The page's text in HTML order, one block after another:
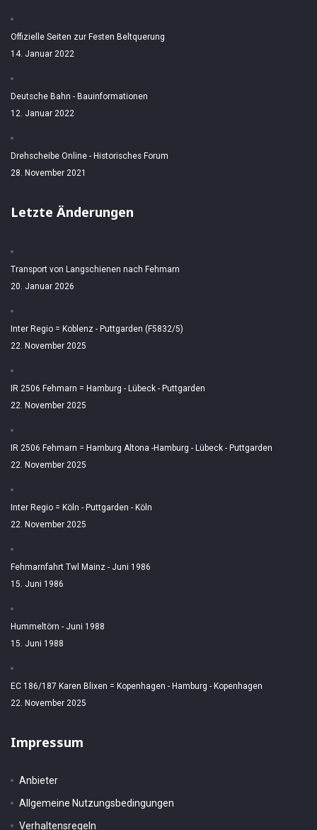
Offizielle Seiten zur Festen Beltquerung
14. Januar 2022
Deutsche Bahn - Bauinformationen
12. Januar 2022
Drehscheibe Online - Historisches Forum
28. November 2021
Letzte Änderungen
Transport von Langschienen nach Fehmarn
20. Januar 2026
Inter Regio = Koblenz - Puttgarden (F5832/5)
22. November 2025
IR 2506 Fehmarn = Hamburg - Lübeck - Puttgarden
22. November 2025
IR 2506 Fehmarn = Hamburg Altona -Hamburg - Lübeck - Puttgarden
22. November 2025
Inter Regio = Köln - Puttgarden - Köln
22. November 2025
Fehmarnfahrt Twl Mainz - Juni 1986
15. Juni 1986
Hummeltörn - Juni 1988
15. Juni 1988
EC 186/187 Karen Blixen = Kopenhagen - Hamburg - Kopenhagen
22. November 2025
Impressum
Anbieter
Allgemeine Nutzungsbedingungen
Verhaltensregeln